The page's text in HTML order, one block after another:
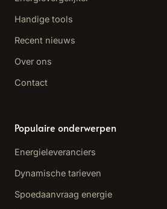
Handige tools
Recent nieuws
Over ons
Contact
Populaire onderwerpen
Energieleveranciers
Dynamische tarieven
Spoedaanvraag energie